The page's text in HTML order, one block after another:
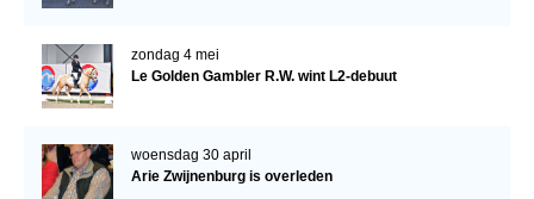
zondag 4 mei
Le Golden Gambler R.W. wint L2-debuut
woensdag 30 april
Arie Zwijnenburg is overleden